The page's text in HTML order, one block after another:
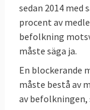
sjukvård
flera olika
Rådet är
sedan 2014 med
procent av
befolkning
måste säga ja.
En
måste bestå av
av befolkningen,